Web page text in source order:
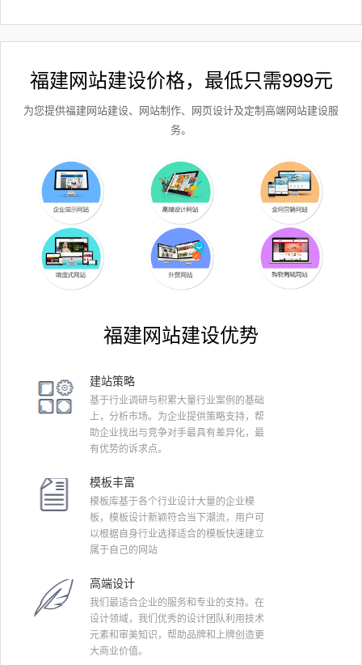
福建网站建设价格，最低只需999元
为您提供福建网站建设、网站制作、网页设计及定制高端网站建设服
务。
福建网站建设优势
建站策略
基于行业调研与积累大量行业案例的基础
上，分析市场。为企业提供策略支持，帮
助企业找出与竞争对手最具有差异化，最
有优势的诉求点。
模板丰富
模板库基于各个行业设计大量的企业模
板，模板设计新颖符合当下潮流，用户可
以根据自身行业选择适合的模板快速建立
属于自己的网站
高端设计
我们最适合企业的服务和专业的支持。在
设计领域，我们优秀的设计团队利用技术
元素和审美知识，帮助品牌和上牌创造更
大商业价值。